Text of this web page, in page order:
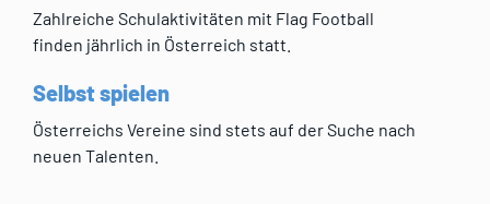
Zahlreiche Schulaktivitäten mit Flag Football
finden jährlich in Österreich statt.
Selbst spielen
Österreichs Vereine sind stets auf der Suche nach
neuen Talenten.